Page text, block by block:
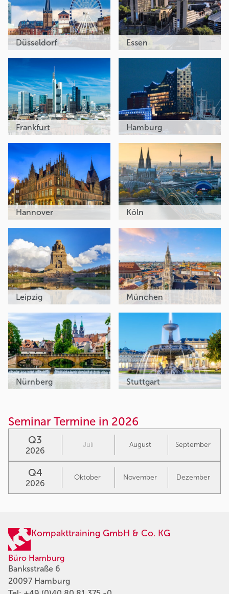
Düsseldorf Essen
Frankfurt Hamburg
Hannover Köln
Leipzig München
Nürnberg Stuttgart
Seminar Termine in 2026
Q3
2026
Juli August September
Q4
2026
Oktober November Dezember
Kompakttraining GmbH & Co. KG
Büro Hamburg
Banksstraße 6
20097 Hamburg